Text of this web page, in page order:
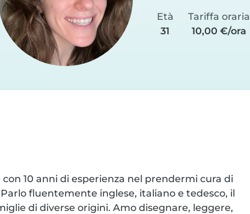
Età
31
Tariffa oraria
10,00 €/ora
10 anni di esperienza nel prendermi cura di
fluentemente inglese, italiano e tedesco, il
di diverse origini. Amo disegnare, leggere,